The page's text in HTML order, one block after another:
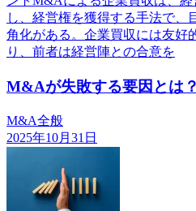
し、経営権を獲得する手法で、
角化がある。企業買収には友好
り、前者は経営陣との合意を
M&Aが失敗する要因とは
M&A全般
2025年10月31日